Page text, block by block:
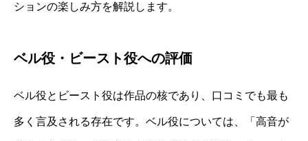
ションの楽しみ方を解説します。
ベル役・ビースト役への評価
ベル役とビースト役は作品の核であり、口コミでも最も
多く言及される存在です。ベル役については、「高音が